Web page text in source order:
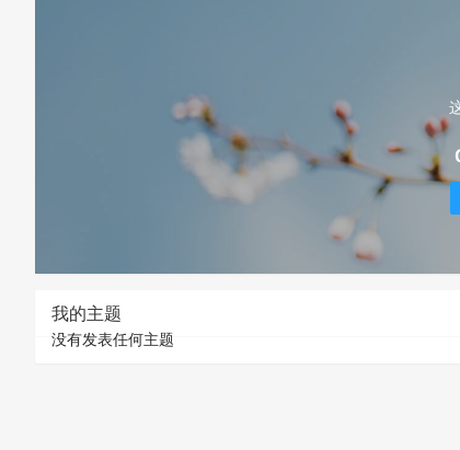
我的主题
没有发表任何主题